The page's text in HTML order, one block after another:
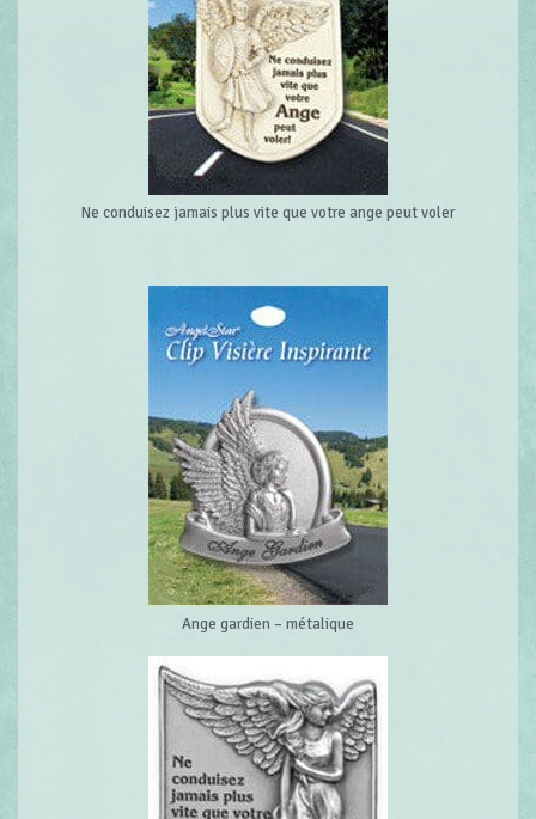
Ne conduisez jamais plus vite que votre ange peut voler
Ange gardien – métalique